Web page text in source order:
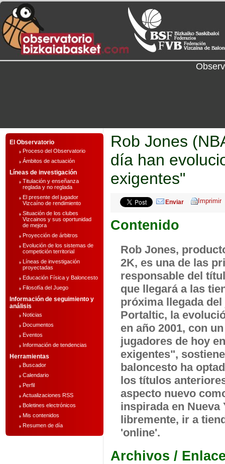
El Observatorio
Proceso del Observatorio
Ámbitos de actuación
Líneas de investigación
Titulación y enseñanza
reglada y no reglada
El presente del jugador
Vizcaíno de rendimiento
Situación de los clubes
Vizcainos y sus oportunidad
de mejora
Proyección de árbitros
Evolución de los sistemas de
competición territorial
Líneas de investigación
proyectadas
Educación Física y Baloncesto
Filosofía del Juego
Información de seguimiento y
análisis
Noticias
Documentos
Eventos
Información de tendencias
Herramientas
Buscador
Calendario
Perfil
Actualizaciones RSS
Boletines electrónicos
Mis contenidos
Resumen de día
Rob Jones
día han
exigentes"
Enviar
Contenido
Rob Jones,
2K, es una de las
responsable del
que llegará a las
próxima llegada
Portaltic, la
en año 2001, con
jugadores de hoy
exigentes",
baloncesto ha
los títulos
aspecto nuevo
inspirada en Nueva
libremente, ir a
'online'.
Archivos /